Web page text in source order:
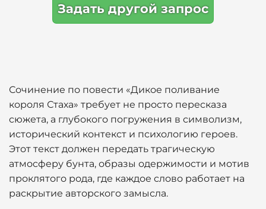
Задать другой запрос
Сочинение по повести «Дикое поливание
короля Стаха» требует не просто пересказа
сюжета, а глубокого погружения в символизм,
исторический контекст и психологию героев.
Этот текст должен передать трагическую
атмосферу бунта, образы одержимости и мотив
проклятого рода, где каждое слово работает на
раскрытие авторского замысла.